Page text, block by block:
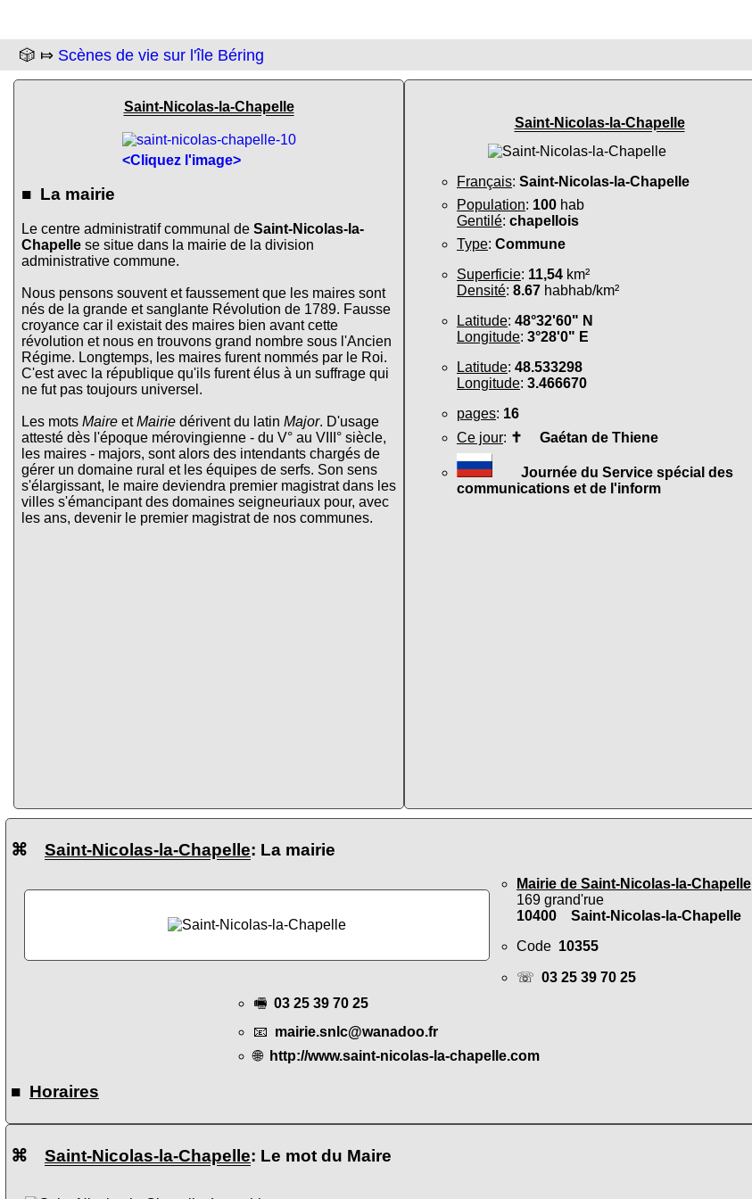
🎲 ⤇ Scènes de vie sur l'île Béring
Saint-Nicolas-la-Chapelle
<Cliquez l'image>
■ La mairie
Le centre administratif communal de Saint-Nicolas-la-
Chapelle se situe dans la mairie de la division
administrative commune.
Nous pensons souvent et faussement que les maires sont
nés de la grande et sanglante Révolution de 1789. Fausse
croyance car il existait des maires bien avant cette
révolution et nous en trouvons grand nombre sous l'Ancien
Régime. Longtemps, les maires furent nommés par le Roi.
C'est avec la république qu'ils furent élus à un suffrage qui
ne fut pas toujours universel.
Les mots Maire etMairie dérivent du latin Major. D'usage
attesté dès l'époque mérovingienne - du V° au VIII° siècle,
les maires - majors, sont alors des intendants chargés de
gérer un domaine rural et les équipes de serfs. Son sens
s'élargissant, le maire deviendra premier magistrat dans les
villes s'émancipant des domaines seigneuriaux pour, avec
les ans, devenir le premier magistrat de nos communes.
Saint-Nicolas-la-Chapelle
Français: Saint-Nicolas-la-Chapelle
Population: 100 hab
Gentilé: chapellois
Type: Commune
Superficie: 11,54 km²
Densité: 8.67 habhab/km²
Latitude: 48°32'60" N
Longitude: 3°28'0" E
Latitude: 48.533298
Longitude: 3.466670
pages: 16
Ce jour: ✝ Gaétan de Thiene
Journée du Service spécial des
communications et de l'inform
⌘ Saint-Nicolas-la-Chapelle: La mairie
Mairie de Saint-Nicolas-la-Chapelle
169 grand'rue
10400 Saint-Nicolas-la-Chapelle
Code 10355
☏ 03 25 39 70 25
🖷 03 25 39 70 25
📧 mairie.snlc@wanadoo.fr
🌐 http://www.saint-nicolas-la-chapelle.com
■ Horaires
⌘ Saint-Nicolas-la-Chapelle: Le mot du Maire